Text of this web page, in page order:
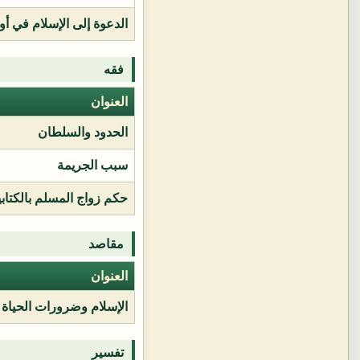
الدعوة إلى الإسلام في
فقه
العنوان
الحدود والسلطان
سبب الجريمة
حكم زواج المسلم
مقاصد
العنوان
الإسلام وضرورات الحياة
تفسير